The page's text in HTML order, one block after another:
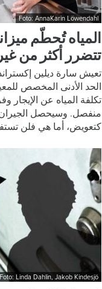
Foto: AnnaKarin Löwendahl
المياه تُحطّم
تتضرر أكثر من
تعيش سارة ديلين
الحد الأدنى المخصص
تكلفة المياه عن
منفصل. وسيحصل
كتعويض، أما هي فلن
Foto: Linda Dahlin, Jakob Kindesjö